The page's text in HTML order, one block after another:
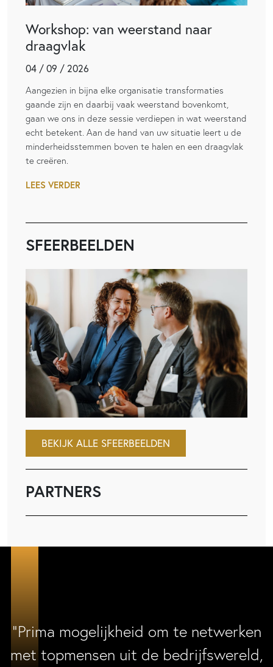
Workshop: van weerstand naar
draagvlak
04 / 09 / 2026
Aangezien in bijna elke organisatie transformaties
gaande zijn en daarbij vaak weerstand bovenkomt,
gaan we ons in deze sessie verdiepen in wat weerstand
echt betekent. Aan de hand van uw situatie leert u de
minderheidsstemmen boven te halen en een draagvlak
te creëren.
LEES VERDER
SFEERBEELDEN
BEKIJK ALLE SFEERBEELDEN
PARTNERS
“Prima mogelijkheid om te netwerken
met topmensen uit de bedrijfswereld,